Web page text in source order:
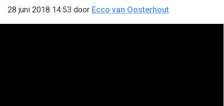
28 juni 2018 14:53 door Ecco van Oosterhout